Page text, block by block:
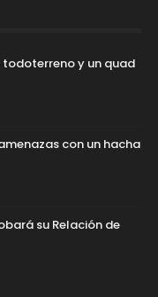
y un quad
con un hacha
su Relación de